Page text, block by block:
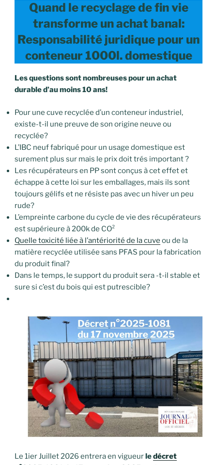
Quand le recyclage de fin vie
transforme un achat banal:
Responsabilité juridique pour un
conteneur 1000l. domestique
Les questions sont nombreuses pour un achat
durable d’au moins 10 ans!
Pour une cuve recyclée d’un conteneur industriel,
existe-t-il une preuve de son origine neuve ou
recyclée?
L’IBC neuf fabriqué pour un usage domestique est
surement plus sur mais le prix doit trés important ?
Les récupérateurs en PP sont conçus à cet effet et
échappe à cette loi sur les emballages, mais ils sont
toujours gélifs et ne résiste pas avec un hiver un peu
rude?
L’empreinte carbone du cycle de vie des récupérateurs
est supérieure à 200k de CO²
Quelle toxicité liée à l’antériorité de la cuve ou de la
matière recyclée utilisée sans PFAS pour la fabrication
du produit final?
Dans le temps, le support du produit sera -t-il stable et
sure si c’est du bois qui est putrescible?
Le 1ier Juillet 2026 entrera en vigueur ledécret